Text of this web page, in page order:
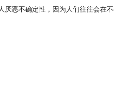
厌恶不确定性，因为人们往往会在